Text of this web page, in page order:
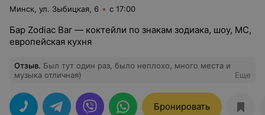
Минск, ул. Зыбицкая, 6 с 17:00
Бар Zodiac Bar — коктейли по знакам зодиака, шоу, MC,
европейская кухня
Отзыв. Был тут один раз, было неплохо, много места и
музыка отличная)
Еще
Бронировать